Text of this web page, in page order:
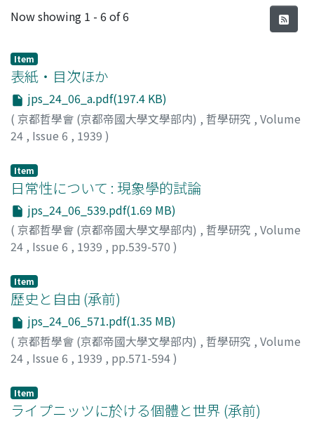
Recent Submissions
Now showing 1 - 6 of 6
Item
表紙・目次ほか
jps_24_06_a.pdf(197.4 KB)
( 京都哲學會 (京都帝國大學文學部内) , 哲學研究 , Volume
24 , Issue 6 , 1939 )
Item
日常性について : 現象學的試論
jps_24_06_539.pdf(1.69 MB)
( 京都哲學會 (京都帝國大學文學部内) , 哲學研究 , Volume
24 , Issue 6 , 1939 , pp.539-570 )
Item
歷史と自由 (承前)
jps_24_06_571.pdf(1.35 MB)
( 京都哲學會 (京都帝國大學文學部内) , 哲學研究 , Volume
24 , Issue 6 , 1939 , pp.571-594)
Item
ライプニッツに於ける個體と世界 (承前)